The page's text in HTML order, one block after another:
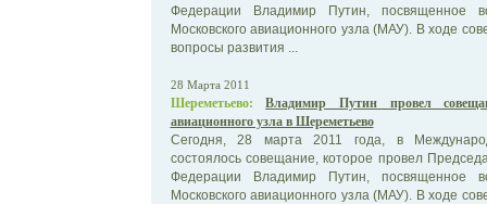
Федерации Владимир Путин, посвященное
Московского авиационного узла (МАУ). В ходе
вопросы развития ...
28 Марта 2011
Шереметьево:
Владимир Путин провел
авиационного узла в Шереметьево
Сегодня, 28 марта 2011 года, в
состоялось совещание, которое провел
Федерации Владимир Путин, посвященное
Московского авиационного узла (МАУ). В ходе